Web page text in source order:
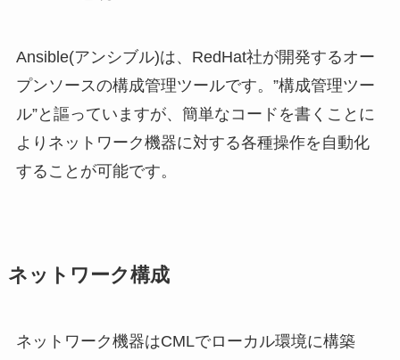
Ansible(アンシブル)は、RedHat社が開発するオー
プンソースの構成管理ツールです。”構成管理ツー
ル”と謳っていますが、簡単なコードを書くことに
よりネットワーク機器に対する各種操作を自動化
することが可能です。
ネットワーク構成
ネットワーク機器はCMLでローカル環境に構築